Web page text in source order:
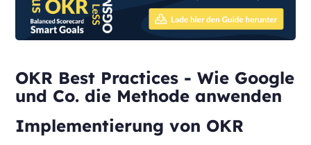
OKR Best Practices - Wie Google
und Co. die Methode anwenden
Implementierung von OKR